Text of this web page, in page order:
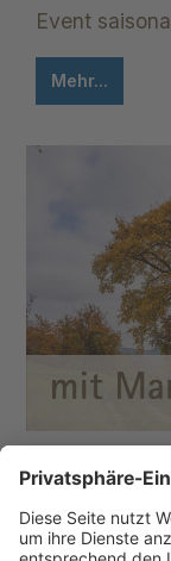
Event
Mehr...
10.
Okt.